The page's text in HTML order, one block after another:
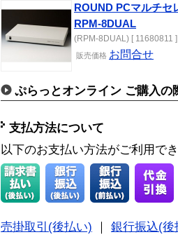
ROUND PCマルチセ
RPM-8DUAL
(RPM-8DUAL) [ 11680811 ]
販売価格 お問合せ
ぷらっとオンライン ご購入の
支払方法について
以下のお支払い方法がご利用で
売掛取引(後払い)
銀行振込(後